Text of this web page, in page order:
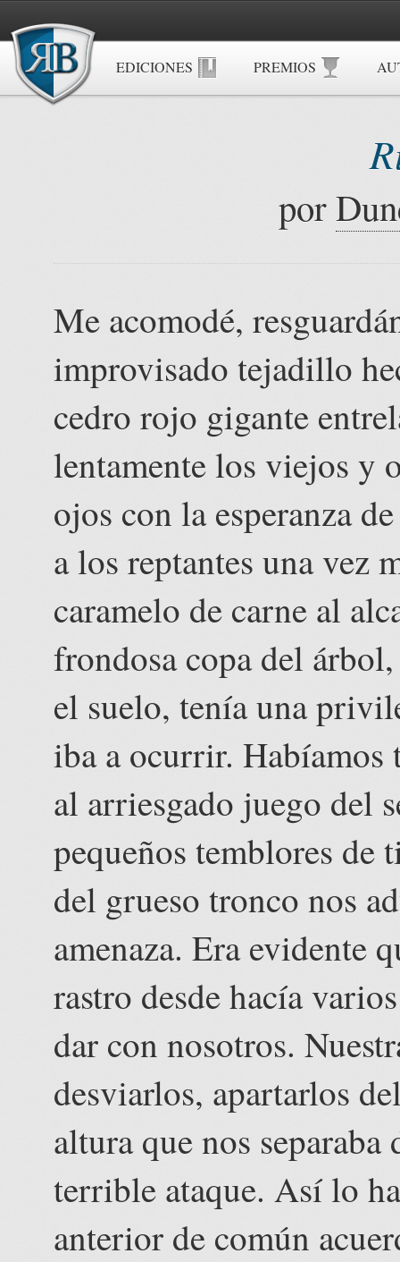
EDICIONES PREMIOS
por
Me acomodé,
improvisado tejadillo
cedro rojo gigante
lentamente los viejos y
ojos con la esperanza
a los reptantes una vez
caramelo de carne al
frondosa copa del
el suelo, tenía una
iba a ocurrir.
al arriesgado juego del
pequeños temblores de
del grueso tronco nos
amenaza. Era evidente
rastro desde hacía
dar con nosotros.
desviarlos, apartarlos
altura que nos
terrible ataque. Así lo
anterior de común